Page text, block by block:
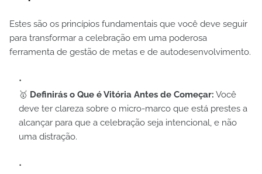
Estes são os princípios fundamentais que você deve seguir
para transformar a celebração em uma poderosa
ferramenta de gestão de metas e de autodesenvolvimento.
🥇 Definirás o Que é Vitória Antes de Começar: Você
deve ter clareza sobre o micro-marco que está prestes a
alcançar para que a celebração seja intencional, e não
uma distração.